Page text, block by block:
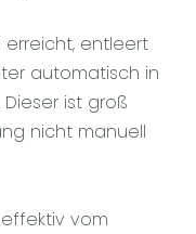
entleert
automatisch in
ist groß
nicht manuell
vom